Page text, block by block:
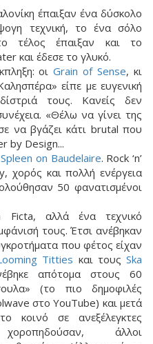
έπαιξαν ένα δύσκολο
τεχνική, το ένα σόλο
τέλος έπαιξαν και το
και έδεσε το γλυκό.
οιGrain of Sense, κι
είπε με ευγενική
τους. Κανείς δεν
«Θέλω να γίνει της
να βγάζει κάτι brutal που
by Design...
Spleen on Baudelaire. Rock ‘n’
χορός και πολλή ενέργεια
50 φανατισμένοι
Ficta, αλλά ένα τεχνικό
τους. Έτσι ανέβηκαν
που φέτος είχαν
Titties και τουςSka
απότομα στους 60
(το πιο δημοφιλές
στο YouTube) και μετά
κοινό σε ανεξέλεγκτες
άλλοι